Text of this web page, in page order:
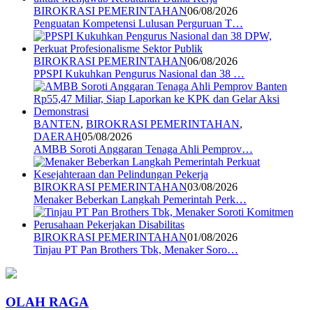
BIROKRASI PEMERINTAHAN06/08/2026
Penguatan Kompetensi Lulusan Perguruan T…
BIROKRASI PEMERINTAHAN06/08/2026
PPSPI Kukuhkan Pengurus Nasional dan 38 …
BANTEN, BIROKRASI PEMERINTAHAN,
DAERAH05/08/2026
AMBB Soroti Anggaran Tenaga Ahli Pemprov…
BIROKRASI PEMERINTAHAN03/08/2026
Menaker Beberkan Langkah Pemerintah Perk…
BIROKRASI PEMERINTAHAN01/08/2026
Tinjau PT Pan Brothers Tbk, Menaker Soro…
OLAH RAGA